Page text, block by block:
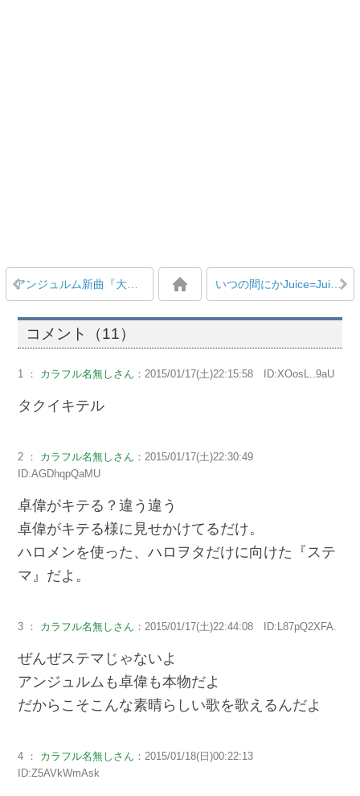
アンジュルム新曲『大器晩成」に中島卓偉の提案でコーラス追加されていた いつの間にかJuice=Juice宮本佳林がカントリー・ガールズ小関舞の虜になっている
コメント（11）
1 ： カラフル名無しさん ：2015/01/17(土)22:15:58 ID:XOosL..9aU
タクイキテル
2 ： カラフル名無しさん ：2015/01/17(土)22:30:49
ID:AGDhqpQaMU
卓偉がキテる？違う違う
卓偉がキテる様に見せかけてるだけ。
ハロメンを使った、ハロヲタだけに向けた『ステ
マ』だよ。
3 ： カラフル名無しさん ：2015/01/17(土)22:44:08 ID:L87pQ2XFA.
ぜんぜステマじゃないよ
アンジュルムも卓偉も本物だよ
だからこそこんな素晴らしい歌を歌えるんだよ
4 ： カラフル名無しさん ：2015/01/18(日)00:22:13
ID:Z5AVkWmAsk